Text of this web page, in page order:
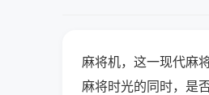
麻将机，这一现代麻
麻将时光的同时，是